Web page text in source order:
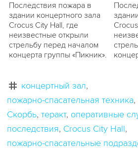
Последствия пожара в
здании концертного зала
Crocus City Hall, где
неизвестные открыли
стрельбу перед началом
концерта группы «Пикник».
концертный зал
пожарно-спасательная техника
Скорбь теракт оперативные
последствия Crocus City Hall
пожарно-спасательные